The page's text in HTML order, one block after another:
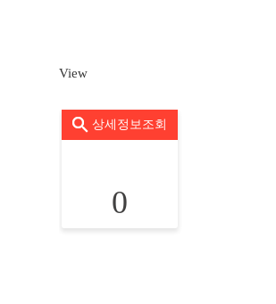
View
상세정보조회
0